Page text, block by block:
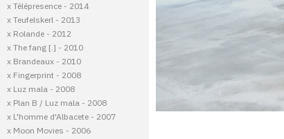
x Télépresence - 2014
x Teufelskerl - 2013
x Rolande - 2012
x The fang [.] - 2010
x Brandeaux - 2010
x Fingerprint - 2008
x Luz mala - 2008
x Plan B / Luz mala - 2008
x L'homme d'Albacete - 2007
x Moon Movies - 2006